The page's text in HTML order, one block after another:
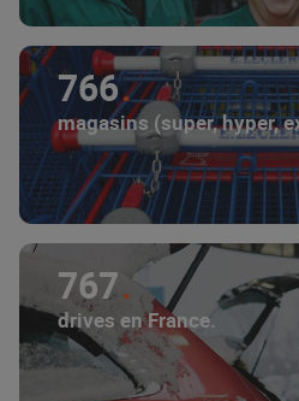
766
magasins (super, hyper,
767
drives en France.